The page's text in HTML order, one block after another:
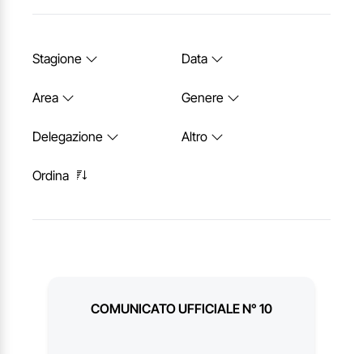
Stagione Data
Area Genere
Delegazione Altro
Ordina
COMUNICATO UFFICIALE N° 10